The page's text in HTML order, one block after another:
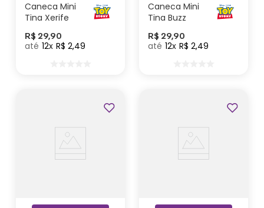
Caneca Mini
Tina Xerife
Stoy
R$ 29,90
12 R$ 2,49
Caneca Mini
Tina Buzz
Toy Story
R$ 29,90
12 R$ 2,49